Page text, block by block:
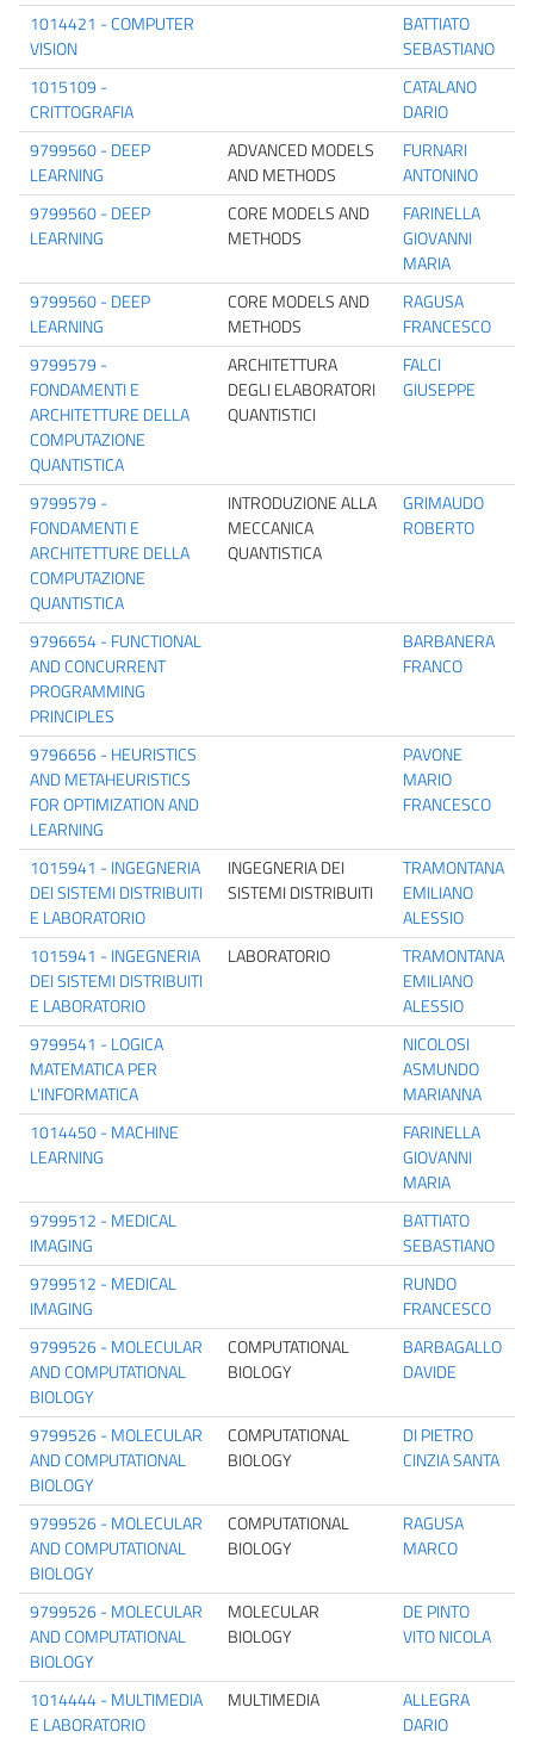
1014421 - COMPUTER
VISION
BATTIATO
SEBASTIANO
1015109 -
CRITTOGRAFIA
CATALANO
DARIO
9799560 - DEEP
LEARNING
ADVANCED MODELS
AND METHODS
FURNARI
ANTONINO
9799560 - DEEP
LEARNING
CORE MODELS AND
METHODS
FARINELLA
GIOVANNI
MARIA
9799560 - DEEP
LEARNING
CORE MODELS AND
METHODS
RAGUSA
FRANCESCO
9799579 -
FONDAMENTI E
ARCHITETTURE DELLA
COMPUTAZIONE
QUANTISTICA
ARCHITETTURA
DEGLI ELABORATORI
QUANTISTICI
FALCI
GIUSEPPE
9799579 -
FONDAMENTI E
ARCHITETTURE DELLA
COMPUTAZIONE
QUANTISTICA
INTRODUZIONE ALLA
MECCANICA
QUANTISTICA
GRIMAUDO
ROBERTO
9796654 - FUNCTIONAL
AND CONCURRENT
PROGRAMMING
PRINCIPLES
BARBANERA
FRANCO
9796656 - HEURISTICS
AND METAHEURISTICS
FOR OPTIMIZATION AND
LEARNING
PAVONE
MARIO
FRANCESCO
1015941 - INGEGNERIA
DEI SISTEMI DISTRIBUITI
E LABORATORIO
INGEGNERIA DEI
SISTEMI DISTRIBUITI
TRAMONTANA
EMILIANO
ALESSIO
1015941 - INGEGNERIA
DEI SISTEMI DISTRIBUITI
E LABORATORIO
LABORATORIO
TRAMONTANA
EMILIANO
ALESSIO
9799541 - LOGICA
MATEMATICA PER
L'INFORMATICA
NICOLOSI
ASMUNDO
MARIANNA
1014450 - MACHINE
LEARNING
FARINELLA
GIOVANNI
MARIA
9799512 - MEDICAL
IMAGING
BATTIATO
SEBASTIANO
9799512 - MEDICAL
IMAGING
RUNDO
FRANCESCO
9799526 - MOLECULAR
AND COMPUTATIONAL
BIOLOGY
COMPUTATIONAL
BIOLOGY
BARBAGALLO
DAVIDE
9799526 - MOLECULAR
AND COMPUTATIONAL
BIOLOGY
COMPUTATIONAL
BIOLOGY
DI PIETRO
CINZIA SANTA
9799526 - MOLECULAR
AND COMPUTATIONAL
BIOLOGY
COMPUTATIONAL
BIOLOGY
RAGUSA
MARCO
9799526 - MOLECULAR
AND COMPUTATIONAL
BIOLOGY
MOLECULAR
BIOLOGY
DE PINTO
VITO NICOLA
1014444 - MULTIMEDIA
E LABORATORIO
MULTIMEDIA
ALLEGRA
DARIO